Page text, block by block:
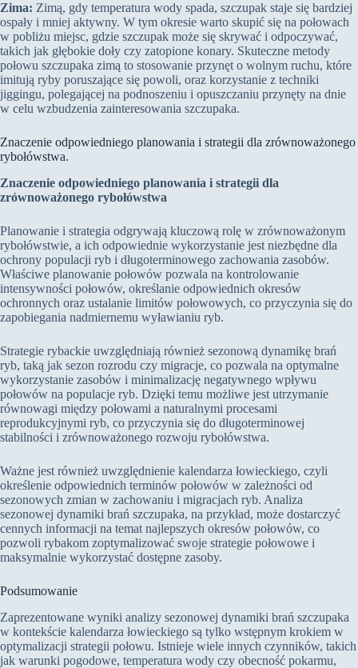
Zima: Zimą, gdy temperatura wody spada, szczupak staje się bardziej
ospały i mniej aktywny. W tym okresie warto skupić się na połowach
w pobliżu miejsc, gdzie szczupak może się skrywać i odpoczywać,
takich jak głębokie doły czy zatopione konary. Skuteczne metody
połowu szczupaka zimą to stosowanie przynęt o wolnym ruchu, które
imitują ryby poruszające się powoli, oraz korzystanie z techniki
jiggingu, polegającej na podnoszeniu i opuszczaniu przynęty na dnie
w celu wzbudzenia zainteresowania szczupaka.
Znaczenie odpowiedniego planowania i strategii dla zrównoważonego
rybołówstwa.
Znaczenie odpowiedniego planowania i strategii dla
zrównoważonego rybołówstwa
Planowanie i strategia odgrywają kluczową rolę w zrównoważonym
rybołówstwie, a ich odpowiednie wykorzystanie jest niezbędne dla
ochrony populacji ryb i długoterminowego zachowania zasobów.
Właściwe planowanie połowów pozwala na kontrolowanie
intensywności połowów, określanie odpowiednich okresów
ochronnych oraz ustalanie limitów połowowych, co przyczynia się do
zapobiegania nadmiernemu wyławianiu ryb.
Strategie rybackie uwzględniają również sezonową dynamikę brań
ryb, taką jak sezon rozrodu czy migracje, co pozwala na optymalne
wykorzystanie zasobów i minimalizację negatywnego wpływu
połowów na populacje ryb. Dzięki temu możliwe jest utrzymanie
równowagi między połowami a naturalnymi procesami
reprodukcyjnymi ryb, co przyczynia się do długoterminowej
stabilności i zrównoważonego rozwoju rybołówstwa.
Ważne jest również uwzględnienie kalendarza łowieckiego, czyli
określenie odpowiednich terminów połowów w zależności od
sezonowych zmian w zachowaniu i migracjach ryb. Analiza
sezonowej dynamiki brań szczupaka, na przykład, może dostarczyć
cennych informacji na temat najlepszych okresów połowów, co
pozwoli rybakom zoptymalizować swoje strategie połowowe i
maksymalnie wykorzystać dostępne zasoby.
Podsumowanie
Zaprezentowane wyniki analizy sezonowej dynamiki brań szczupaka
w kontekście kalendarza łowieckiego są tylko wstępnym krokiem w
optymalizacji strategii połowu. Istnieje wiele innych czynników, takich
jak warunki pogodowe, temperatura wody czy obecność pokarmu,